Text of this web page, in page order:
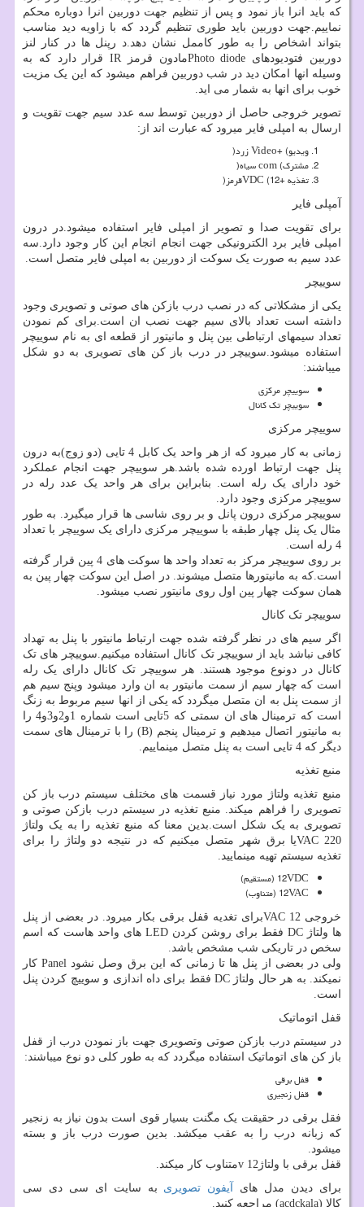
که باید انرا باز نمود و پس از تنظیم جهت دوربین انرا دوباره محکم
نماییم.جهت دوربین باید طوری تنظیم گردد که با زاویه دید مناسب
بتواند اشخاص را به طور کاممل نشان دهد.د رپنل ها در کنار لنز
دوربین فتودیودهای Photo diodeمادون قرمز IR قرار دارد که به
وسیله انها امکان دید در شب دوربین فراهم میشود که این یک مزیت
خوب برای انها به شمار می اید.
تصویر خروجی حاصل از دوربین توسط سه عدد سیم جهت تقویت و
ارسال به امپلی فایر میرود که عبارت اند از:
ویدیوVideo+ (زرد)
مشترکcom (سیاه)
تغذیه +12
VDC (قرمز)
آمپلی فایر
برای تقویت صدا و تصویر از امپلی فایر استفاده میشود.در درون
امپلی فایر برد الکترونیکی جهت انجام انجام این کار وجود دارد.سه
عدد سیم به صورت یک سوکت از دوربین به امپلی فایر متصل است.
سوییچر
یکی از مشکلاتی که در نصب درب بازکن های صوتی و تصویری وجود
داشته است تعداد بالای سیم جهت نصب ان است.برای کم نمودن
تعداد سیمهای ارتباطی بین پنل و مانیتور از قطعه ای به نام سوییچر
استفاده میشود.سوییچر در درب باز کن های تصویری به دو شکل
میباشند:
سوییچر مرکزی
سوییچر تک کانال
سوییچر مرکزی
زمانی به کار میرود که از هر واحد یک کابل 4 تایی (دو زوج)به درون
پنل جهت ارتباط اورده شده باشد.هر سوییچر جهت انجام عملکرد
خود دارای یک رله است. بنابراین برای هر واحد یک عدد رله در
سوییچر مرکزی وجود دارد.
سوییچر مرکزی درون پانل و بر روی شاسی ها قرار میگیرد. به طور
مثال یک پنل چهار طبقه با سوییچر مرکزی دارای یک سوییچر با تعداد
4 رله است.
بر روی سوییچر مرکز به تعداد واحد ها سوکت های 4 پین قرار گرفته
است.که به مانیتورها متصل میشوند. در اصل این سوکت چهار پین به
همان سوکت چهار پین اول روی مانیتور نصب میشود.
سوییچر تک کانال
اگر سیم های در نظر گرفته شده جهت ارتباط مانیتور با پنل به تهداد
کافی نباشد باید از سوییچر تک کانال استفاده میکنیم.سوییچر های تک
کانال در دونوع موجود هستند. هر سوییچر تک کانال دارای یک رله
است که چهار سیم از سمت مانیتور به ان وارد میشود وپنج سیم هم
از سمت پنل به ان متصل میگردد که یکی از انها سیم مربوط به زنگ
است که ترمینال های ان سمتی که 5تایی است شماره 1و2و3و4 را
به مانیتور اتصال میدهیم و ترمینال پنجم (B) را با ترمینال های سمت
دیگر که 4 تایی است به پنل متصل مینماییم.
منبع تغذیه
منبع تغذیه ولتاژ مورد نیاز قسمت های مختلف سیستم درب باز کن
تصویری را فراهم میکند. منبع تغذیه در سیستم درب بازکن صوتی و
تصویری به یک شکل است.بدین معنا که منبع تغذیه را به یک ولتاژ
220
VACیا برق شهر متصل میکنیم که در نتیجه دو ولتاژ را برای
تغذیه سیستم تهیه مینمایید.
12VDC (مستقیم)
12VAC (متناوب)
خروجی 12 VACبرای تغدیه قفل برقی بکار میرود. در بعضی از پنل
ها ولتاژ DC فقط برای روشن کردن LED های واحد هاست که اسم
سخص در تاریکی شب مشخص باشد.
ولی در بعضی از پنل ها تا زمانی که این برق وصل نشود Panel کار
نمیکند. به هر حال ولتاژ DC فقط برای داه اندازی و سوییچ کردن پنل
است.
قفل اتوماتیک
در سیستم درب بازکن صوتی وتصویری جهت باز نمودن درب از قفل
باز کن های اتوماتیک استفاده میگردد که به طور کلی دو نوع میباشند:
قفل برقی
قفل زنجیری
فقل برقی در حقیقت یک مگنت بسیار قوی است بدون نیاز به زنجیر
که زبانه درب را به عقب میکشد. بدین صورت درب باز و بسته
میشود.
قفل برقی با ولتاژ12
vمتناوب کار میکند.
برای دیدن مدل های آیفون تصویری به سایت ای سی دی سی
کالا (acdckala) مراجعه کنید.